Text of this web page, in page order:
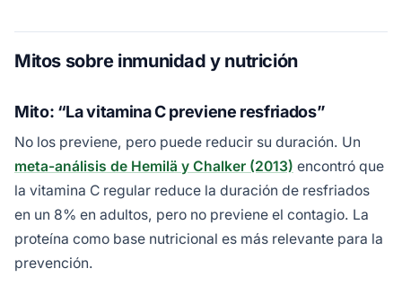
Mitos sobre inmunidad y nutrición
Mito: “La vitamina C previene resfriados”
No los previene, pero puede reducir su duración. Un
meta-análisis de Hemilä y Chalker (2013) encontró que
la vitamina C regular reduce la duración de resfriados
en un 8% en adultos, pero no previene el contagio. La
proteína como base nutricional es más relevante para la
prevención.